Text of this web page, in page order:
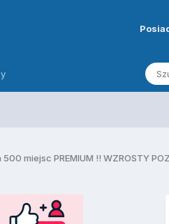
miejsc PREMIUM !! WZROSTY